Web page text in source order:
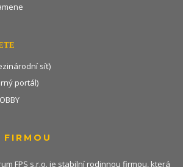
síť)
portál)
FPS s.r.o. je stabilní rodinnou firmou, která